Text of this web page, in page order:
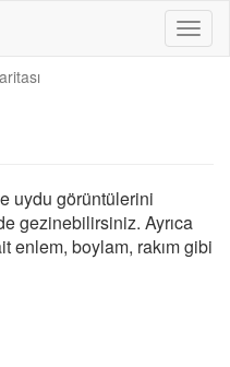
uydu görüntülerini
gezinebilirsiniz. Ayrıca
enlem, boylam, rakım gibi